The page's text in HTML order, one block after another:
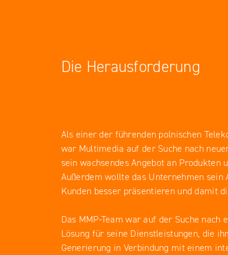
Die Herausforderung
Als einer der führenden polnischen
war Multimedia auf der Suche nach
sein wachsendes Angebot an Produkten
Außerdem wollte das Unternehmen sein
Kunden besser präsentieren und damit
Das MMP-Team war auf der Suche nach
Lösung für seine Dienstleistungen, die
Generierung in Verbindung mit einem